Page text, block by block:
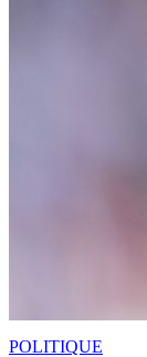
POLITIQUE